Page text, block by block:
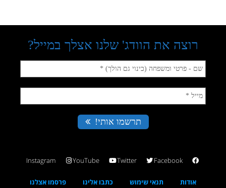
Facebook
Twitter
YouTube
Instagram
אודות תנאי שימוש כתבו אלינו פרסמו אצלנו